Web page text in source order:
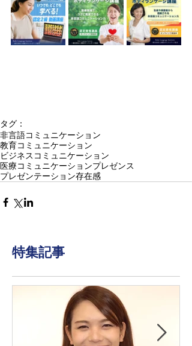
タグ：
非言語コミュニケーション
教育コミュニケーション
ビジネスコミュニケーション
医療コミュニケーションプレゼンス
プレゼンテーション存在感
特集記事